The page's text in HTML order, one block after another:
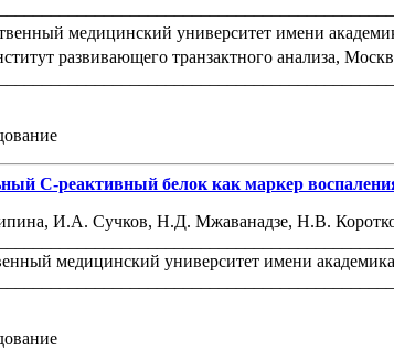
медицинский университет имени
развивающего транзактного анализа,
С-реактивный белок как маркер
И.А. Сучков, Н.Д. Мжаванадзе, Н.В.
медицинский университет имени